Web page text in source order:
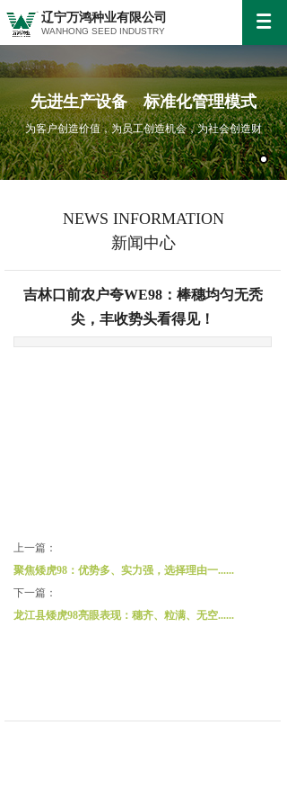
辽宁万鸿种业有限公司
WANHONG SEED INDUSTRY
先进生产设备 标准化管理模式
为客户创造价值，为员工创造机会，为社会创造财
NEWS INFORMATION
新闻中心
吉林口前农户夸WE98：棒穗均匀无秃
尖，丰收势头看得见！
上一篇：
聚焦矮虎98：优势多、实力强，选择理由一......
下一篇：
龙江县矮虎98亮眼表现：穗齐、粒满、无空......